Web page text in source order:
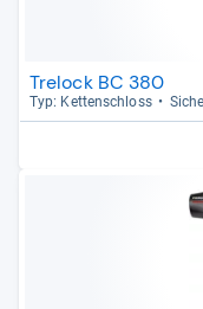
Trelock BC 380
Typ: Ket­ten­schloss